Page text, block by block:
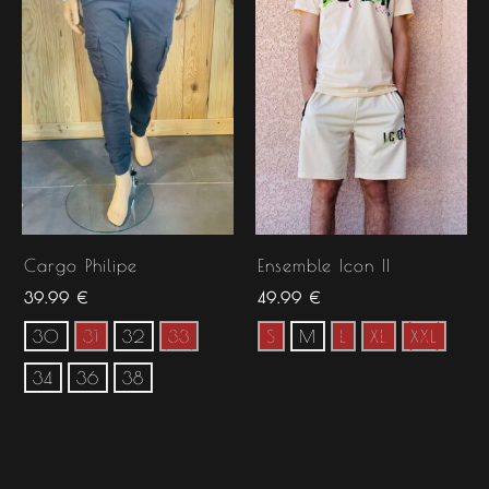
Cargo Philipe
39.99 €
30 31 32 33
34 36 38
Ensemble Icon II
49.99 €
S M L XL XXL